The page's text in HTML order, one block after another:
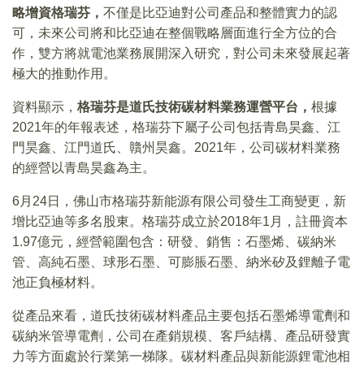
略增資格瑞芬， 不僅是比亞迪對公司產品和整體實力的認
可，未來公司將和比亞迪在整個戰略層面進行全方位的合
作，雙方將就電池業務展開深入研究，對公司未來發展起著
極大的推動作用。
資料顯示， 格瑞芬是道氏技術碳材料業務運營平台， 根據
2021年的年報表述，格瑞芬下屬子公司包括青島昊鑫、江
門昊鑫、江門道氏、贛州昊鑫。2021年，公司碳材料業務
的經營以青島昊鑫為主。
6月24日，佛山市格瑞芬新能源有限公司發生工商變更，新
增比亞迪等多名股東。格瑞芬成立於2018年1月，註冊資本
1.97億元，經營範圍包含：研發、銷售：石墨烯、碳納米
管、高純石墨、球形石墨、可膨脹石墨、納米矽及鋰離子電
池正負極材料。
從產品來看，道氏技術碳材料產品主要包括石墨烯導電劑和
碳納米管導電劑，公司在產銷規模、客戶結構、產品研發實
力等方面處於行業第一梯隊。碳材料產品與新能源鋰電池相